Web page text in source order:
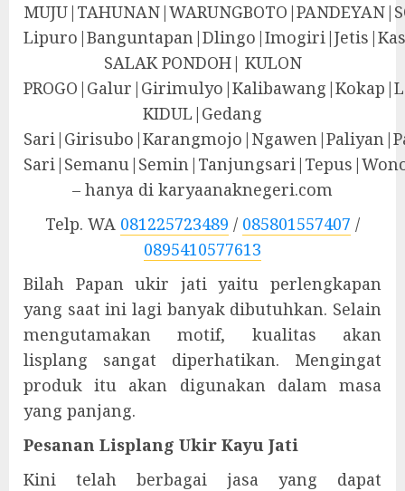
SALAK PONDOH| KULON
KIDUL|Gedang
– hanya di karyaanaknegeri.com
Telp. WA 081225723489 / 085801557407 /
0895410577613
Bilah Papan ukir jati yaitu perlengkapan
yang saat ini lagi banyak dibutuhkan. Selain
mengutamakan motif, kualitas akan
lisplang sangat diperhatikan. Mengingat
produk itu akan digunakan dalam masa
yang panjang.
Pesanan Lisplang Ukir Kayu Jati
Kini telah berbagai jasa yang dapat